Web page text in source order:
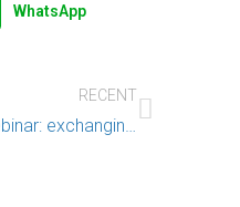
WhatsApp
RECENT